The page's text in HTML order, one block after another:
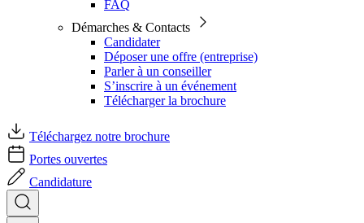
FAQ
Démarches & Contacts
Candidater
Déposer une offre (entreprise)
Parler à un conseiller
S’inscrire à un événement
Télécharger la brochure
Téléchargez notre brochure
Portes ouvertes
Candidature